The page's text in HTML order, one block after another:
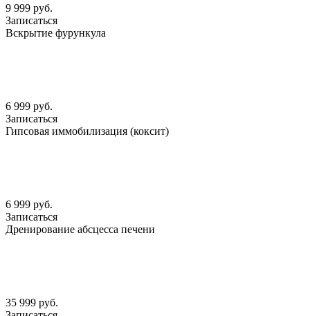
9 999 руб.
Записаться
Вскрытие фурункула
6 999 руб.
Записаться
Гипсовая иммобилизация (коксит)
6 999 руб.
Записаться
Дренирование абсцесса печени
35 999 руб.